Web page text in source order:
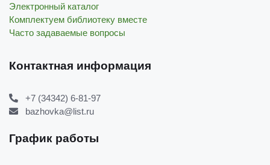
Электронный каталог
Комплектуем библиотеку вместе
Часто задаваемые вопросы
Контактная информация
+7 (34342) 6-81-97
bazhovka@list.ru
График работы